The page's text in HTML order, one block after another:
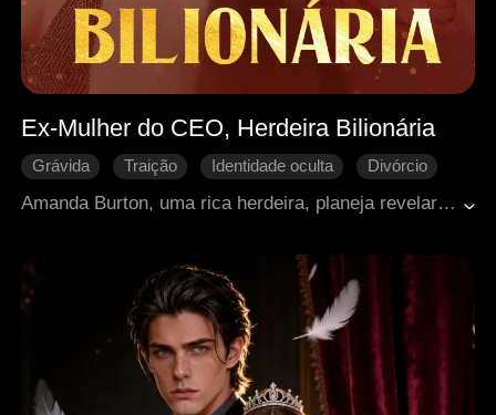
Ex-Mulher do CEO, Herdeira Bilionária
Grávida Traição Identidade oculta
Divórcio
Amanda Burton, uma rica herdeira, planeja revelar sua gravidez e verdadeira identidade por meio de um projeto bilionário. Mas durante um check-up, ela descobre que seu marido, Michael Walsh, está com outra mulher, Caitlyn Russell—que está grávida de seu filho. Devastada, Amanda volta para casa, apenas para enfrentar mais hostilidade de sua sogra, o que a leva a pedir o divórcio. A tragédia acontece quando a pressão de sua sogra faz Amanda perder o bebê, e as tensões entre as famílias aumentam. De coração partido, Amanda decide recomeçar, focando em sua carreira e se tornando uma verdadeira mulher de negócios. Enquanto isso, Michael percebe tarde demais o quanto a ama. Será que eles conseguirão reconstruir a confiança quebrada, ou já será tarde demais?